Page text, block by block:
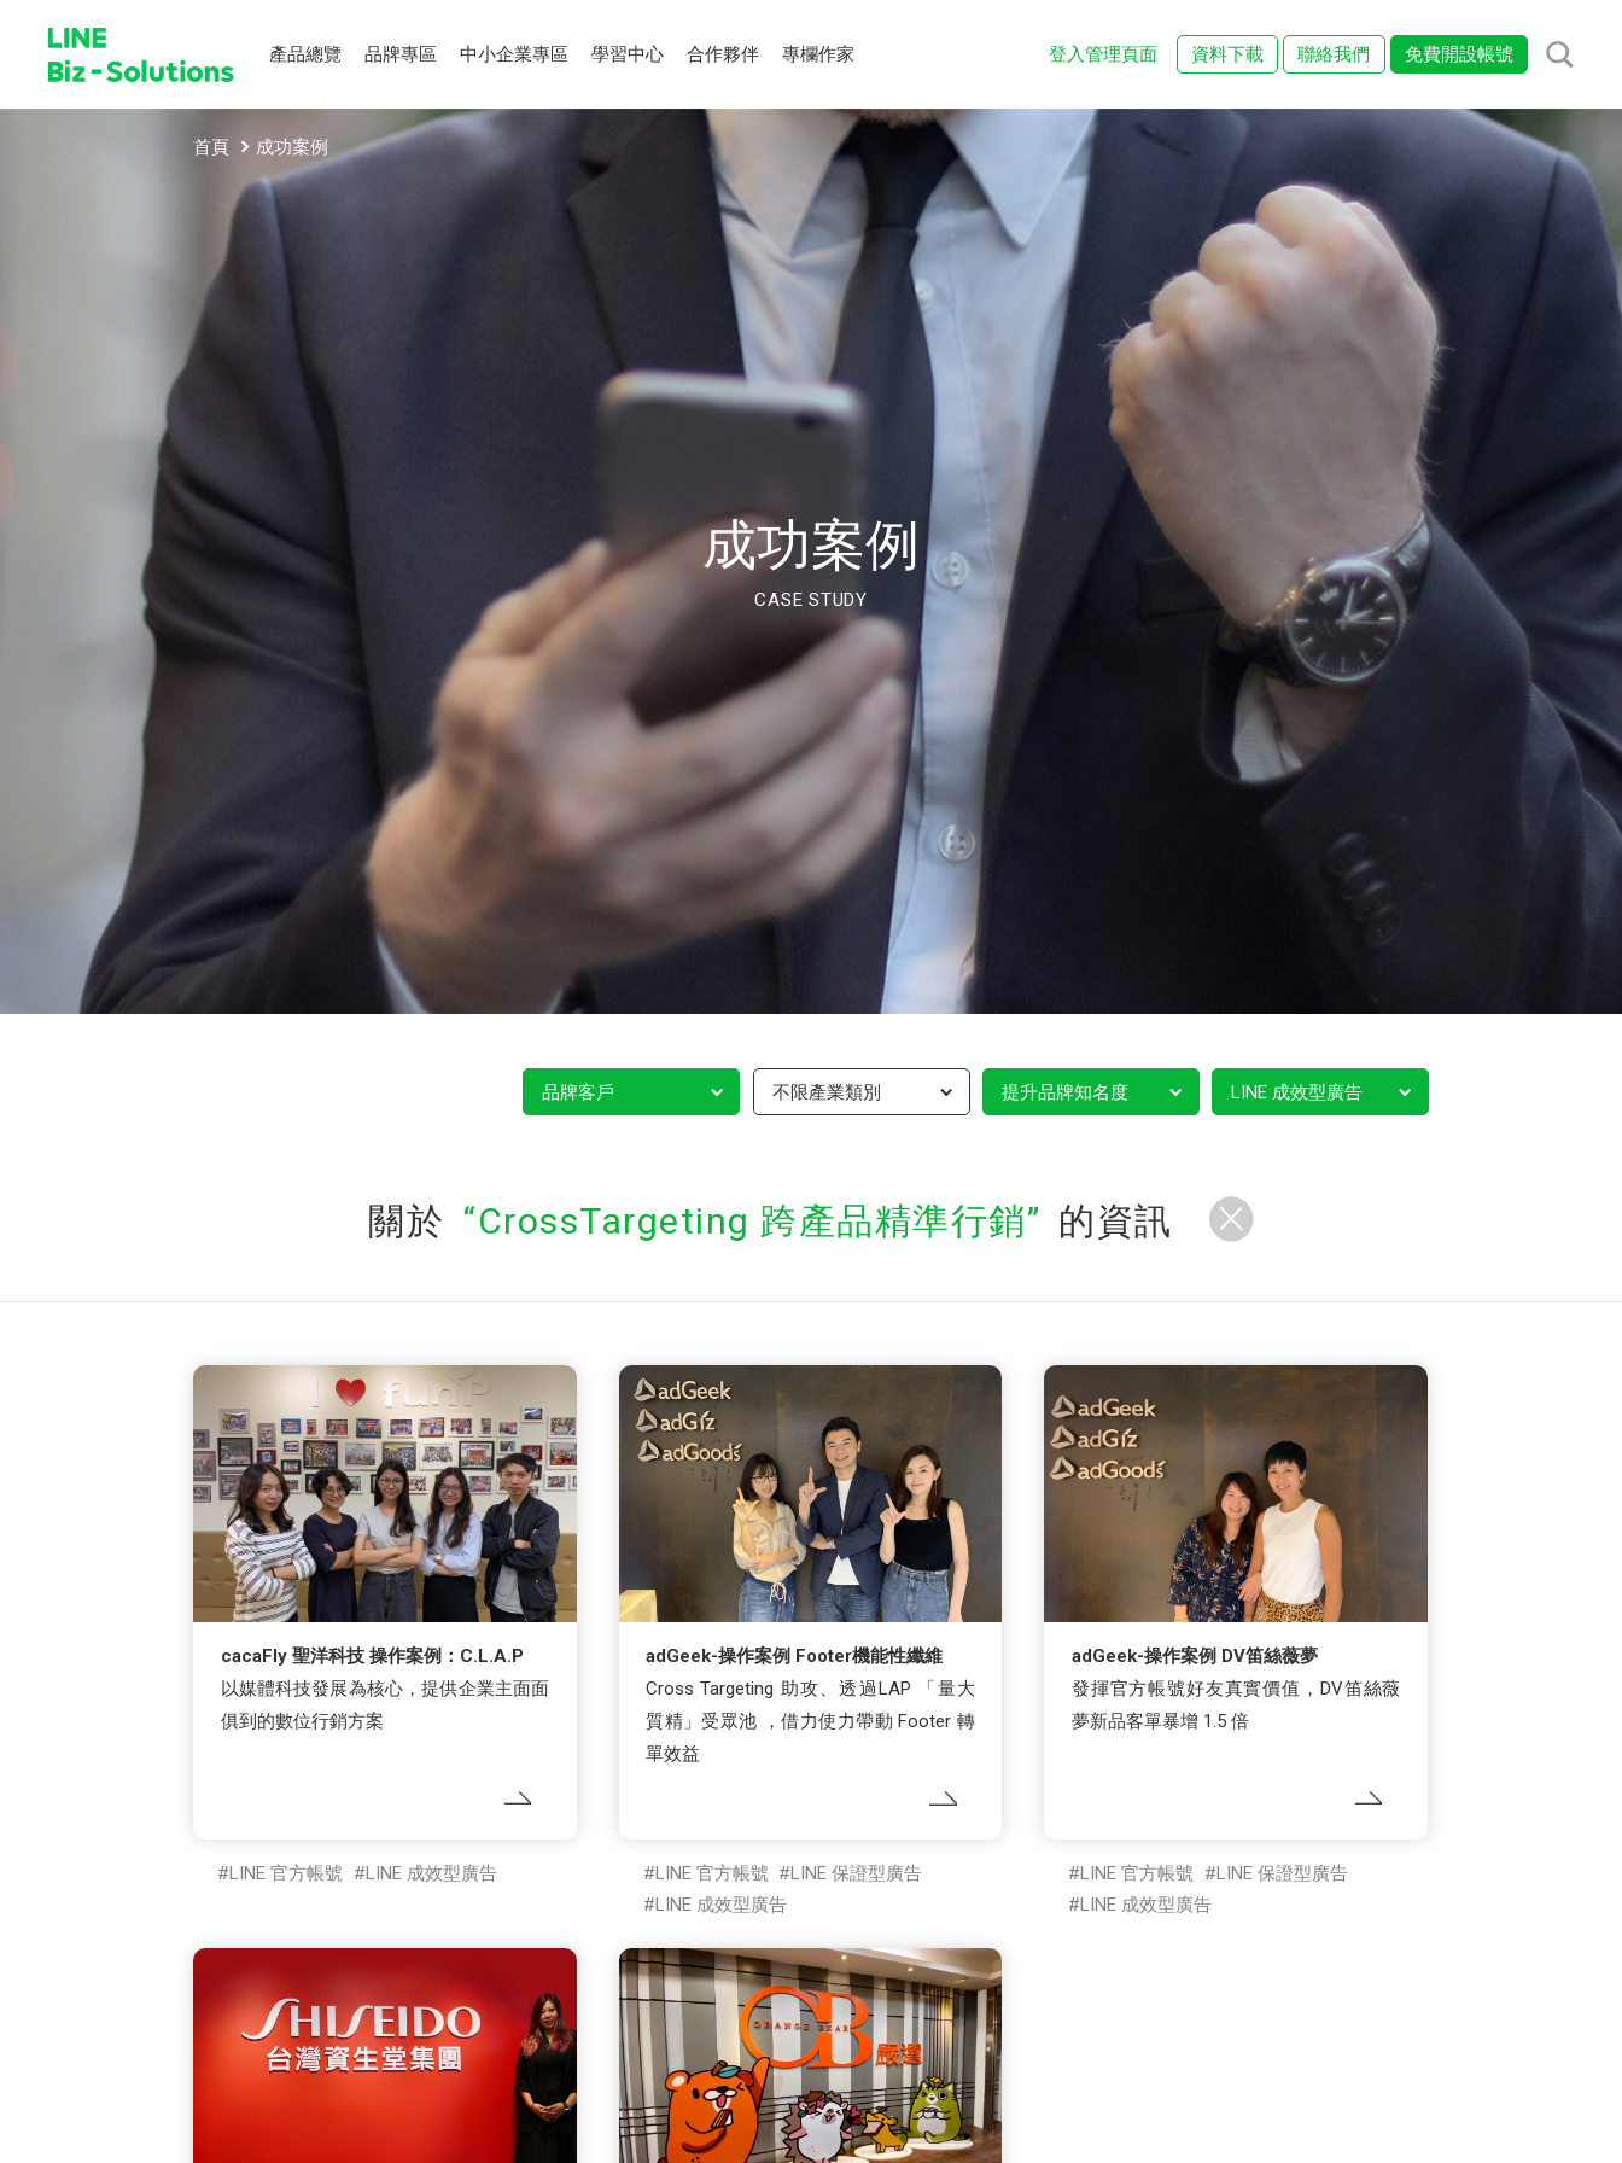
產品總覽 品牌專區 中小企業專區 學習中心 合作夥伴 專欄作家 登入管理頁面 資料下載 聯絡我們 免費開設帳號
首頁 成功案例
成功案例
CASE STUDY
品牌客戶 不限產業類別 提升品牌知名度 LINE 成效型廣告
關於 CrossTargeting 跨產品精準行銷 的資訊
cacaFly 聖洋科技 操作案例：C.L.A.P
以媒體科技發展為核心，提供企業主面面
俱到的數位行銷方案
LINE 官方帳號 LINE 成效型廣告
adGeek-操作案例 Footer機能性纖維
Cross Targeting 助攻、透過LAP 「量大
質精」受眾池 ，借力使力帶動 Footer 轉
單效益
LINE 官方帳號
LINE 保證型廣告
LINE 成效型廣告
adGeek-操作案例 DV笛絲薇夢
發揮官方帳號好友真實價值，DV笛絲薇
夢新品客單暴增 1.5 倍
LINE 官方帳號
LINE 保證型廣告
LINE 成效型廣告